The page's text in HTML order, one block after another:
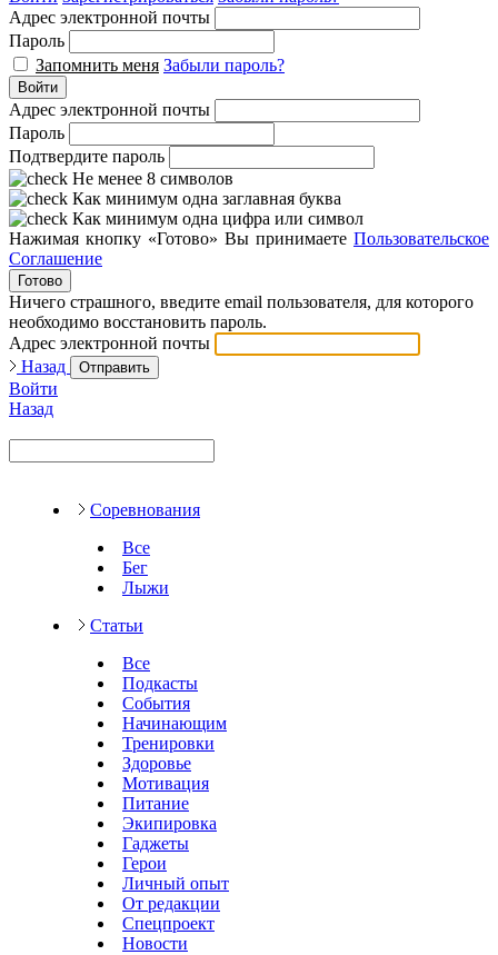
Адрес электронной почты
Пароль
Запомнить меня Забыли пароль?
Войти
Адрес электронной почты
Пароль
Подтвердите пароль
Не менее 8 символов
Как минимум одна заглавная буква
Как минимум одна цифра или символ
Нажимая кнопку «Готово» Вы принимаете Пользовательское
Соглашение
Готово
Ничего страшного, введите email пользователя, для которого
необходимо восстановить пароль.
Адрес электронной почты
Назад
Отправить
Войти
Назад
Соревнования
Все
Бег
Лыжи
Статьи
Все
Подкасты
События
Начинающим
Тренировки
Здоровье
Мотивация
Питание
Экипировка
Гаджеты
Герои
Личный опыт
От редакции
Спецпроект
Новости